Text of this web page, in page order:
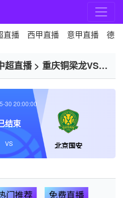
直播 西甲直播 意甲直播 德
超直播> 重庆铜梁龙VS北
北京国安
30 20:00:00
结束
VS
门推荐
免费直播